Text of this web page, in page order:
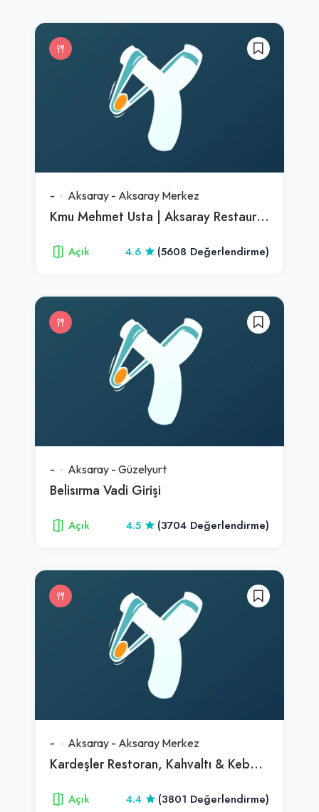
- Aksaray - Aksaray Merkez
Kmu Mehmet Usta | Aksaray Restaurant & Kahvaltı
Açık 4.6 (5608 Değerlendirme)
- Aksaray - Güzelyurt
Belisırma Vadi Girişi
Açık 4.5 (3704 Değerlendirme)
- Aksaray - Aksaray Merkez
Kardeşler Restoran, Kahvaltı & Kebap Salonu
Açık 4.4 (3801 Değerlendirme)